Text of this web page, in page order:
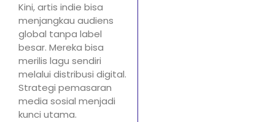
Kini, artis indie bisa
menjangkau audiens
global tanpa label
besar. Mereka bisa
merilis lagu sendiri
melalui distribusi digital.
Strategi pemasaran
media sosial menjadi
kunci utama.